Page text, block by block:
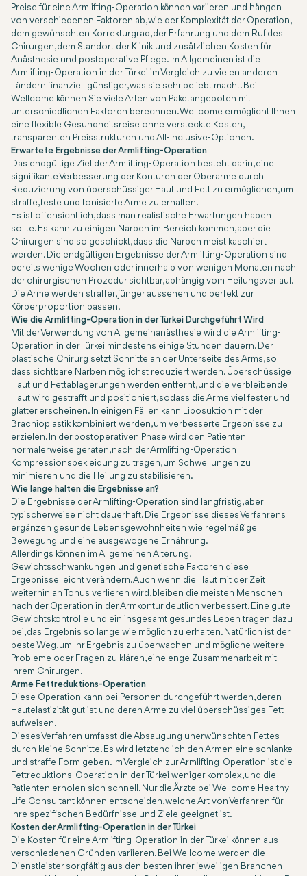
Preise für eine Armlifting-Operation können variieren und hängen
von verschiedenen Faktoren ab, wie der Komplexität der Operation,
dem gewünschten Korrekturgrad, der Erfahrung und dem Ruf des
Chirurgen, dem Standort der Klinik und zusätzlichen Kosten für
Anästhesie und postoperative Pflege. Im Allgemeinen ist die
Armlifting-Operation in der Türkei im Vergleich zu vielen anderen
Ländern finanziell günstiger, was sie sehr beliebt macht. Bei
Wellcome können Sie viele Arten von Paketangeboten mit
unterschiedlichen Faktoren berechnen. Wellcome ermöglicht Ihnen
eine flexible Gesundheitsreise ohne versteckte Kosten,
transparenten Preisstrukturen und All-Inclusive-Optionen.
Erwartete Ergebnisse der Armlifting-Operation
Das endgültige Ziel der Armlifting-Operation besteht darin, eine
signifikante Verbesserung der Konturen der Oberarme durch
Reduzierung von überschüssiger Haut und Fett zu ermöglichen, um
straffe, feste und tonisierte Arme zu erhalten.
Es ist offensichtlich, dass man realistische Erwartungen haben
sollte. Es kann zu einigen Narben im Bereich kommen, aber die
Chirurgen sind so geschickt, dass die Narben meist kaschiert
werden. Die endgültigen Ergebnisse der Armlifting-Operation sind
bereits wenige Wochen oder innerhalb von wenigen Monaten nach
der chirurgischen Prozedur sichtbar, abhängig vom Heilungsverlauf.
Die Arme werden straffer, jünger aussehen und perfekt zur
Körperproportion passen.
Wie die Armlifting-Operation in der Türkei Durchgeführt Wird
Mit der Verwendung von Allgemeinanästhesie wird die Armlifting-
Operation in der Türkei mindestens einige Stunden dauern. Der
plastische Chirurg setzt Schnitte an der Unterseite des Arms, so
dass sichtbare Narben möglichst reduziert werden. Überschüssige
Haut und Fettablagerungen werden entfernt, und die verbleibende
Haut wird gestrafft und positioniert, sodass die Arme viel fester und
glatter erscheinen. In einigen Fällen kann Liposuktion mit der
Brachioplastik kombiniert werden, um verbesserte Ergebnisse zu
erzielen. In der postoperativen Phase wird den Patienten
normalerweise geraten, nach der Armlifting-Operation
Kompressionsbekleidung zu tragen, um Schwellungen zu
minimieren und die Heilung zu stabilisieren.
Wie lange halten die Ergebnisse an?
Die Ergebnisse der Armlifting-Operation sind langfristig, aber
typischerweise nicht dauerhaft. Die Ergebnisse dieses Verfahrens
ergänzen gesunde Lebensgewohnheiten wie regelmäßige
Bewegung und eine ausgewogene Ernährung.
Allerdings können im Allgemeinen Alterung,
Gewichtsschwankungen und genetische Faktoren diese
Ergebnisse leicht verändern. Auch wenn die Haut mit der Zeit
weiterhin an Tonus verlieren wird, bleiben die meisten Menschen
nach der Operation in der Armkontur deutlich verbessert. Eine gute
Gewichtskontrolle und ein insgesamt gesundes Leben tragen dazu
bei, das Ergebnis so lange wie möglich zu erhalten. Natürlich ist der
beste Weg, um Ihr Ergebnis zu überwachen und mögliche weitere
Probleme oder Fragen zu klären, eine enge Zusammenarbeit mit
Ihrem Chirurgen.
Arme Fettreduktions-Operation
Diese Operation kann bei Personen durchgeführt werden, deren
Hautelastizität gut ist und deren Arme zu viel überschüssiges Fett
aufweisen.
Dieses Verfahren umfasst die Absaugung unerwünschten Fettes
durch kleine Schnitte. Es wird letztendlich den Armen eine schlanke
und straffe Form geben. Im Vergleich zur Armlifting-Operation ist die
Fettreduktions-Operation in der Türkei weniger komplex, und die
Patienten erholen sich schnell. Nur die Ärzte bei Wellcome Healthy
Life Consultant können entscheiden, welche Art von Verfahren für
Ihre spezifischen Bedürfnisse und Ziele geeignet ist.
Kosten der Armlifting-Operation in der Türkei
Die Kosten für eine Armlifting-Operation in der Türkei können aus
verschiedenen Gründen variieren. Bei Wellcome werden die
Dienstleister sorgfältig aus den besten ihrer jeweiligen Branchen